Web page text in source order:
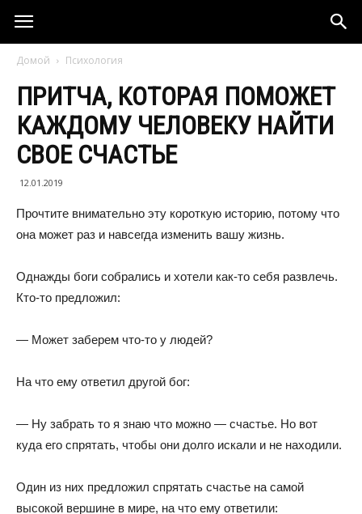
Домой Психология
ПРИТЧА, КОТОРАЯ ПОМОЖЕТ
КАЖДОМУ ЧЕЛОВЕКУ НАЙТИ
СВОЕ СЧАСТЬЕ
12.01.2019
Прочтите внимательно эту короткую историю, потому что
она может раз и навсегда изменить вашу жизнь.
Однажды боги собрались и хотели как-то себя развлечь.
Кто-то предложил:
— Может заберем что-то у людей?
На что ему ответил другой бог:
— Ну забрать то я знаю что можно — счастье. Но вот
куда его спрятать, чтобы они долго искали и не находили.
Один из них предложил спрятать счастье на самой
высокой вершине в мире, на что ему ответили: